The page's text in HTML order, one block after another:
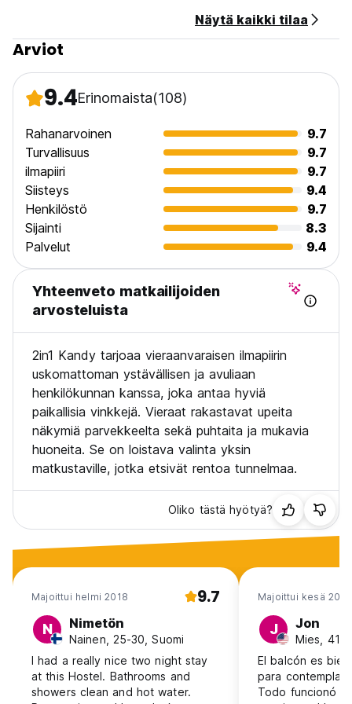
Näytä kaikki tilaa
Arviot
9.4Erinomaista(108)
Rahanarvoinen
9.7
Turvallisuus
9.7
ilmapiiri
9.7
Siisteys
9.4
Henkilöstö
9.7
Sijainti
8.3
Palvelut
9.4
Yhteenveto matkailijoiden
arvosteluista
2in1 Kandy tarjoaa vieraanvaraisen ilmapiirin
uskomattoman ystävällisen ja avuliaan
henkilökunnan kanssa, joka antaa hyviä
paikallisia vinkkejä. Vieraat rakastavat upeita
näkymiä parvekkeelta sekä puhtaita ja mukavia
huoneita. Se on loistava valinta yksin
matkustaville, jotka etsivät rentoa tunnelmaa.
Oliko tästä hyötyä?
Majoittui helmi 2018 9.7
N Nimetön
Nainen, 25-30, Suomi
I had a really nice two night stay
at this Hostel. Bathrooms and
showers clean and hot water.
Majoittui kesä 2026
J Jon
Mies,
El balcón es
para contemplar
Todo funcionó